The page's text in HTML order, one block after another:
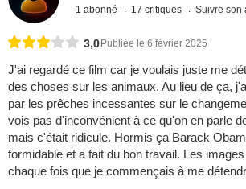
1 abonné 17 critiques Suivre son
3,0 Publiée le 6 février 2025
J'ai regardé ce film car je voulais juste me
des choses sur les animaux. Au lieu de ça,
par les prêches incessantes sur le
vois pas d'inconvénient à ce qu'on en parle
mais c'était ridicule. Hormis ça Barack
formidable et a fait du bon travail. Les
chaque fois que je commençais à me